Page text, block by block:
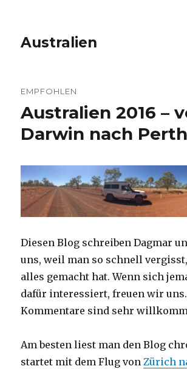
Australien
EMPFOHLEN
Australien 2016 –
Darwin nach Perth
Diesen Blog schreiben Dagmar
uns, weil man so schnell
alles gemacht hat. Wenn sich
dafür interessiert, freuen wir uns.
Kommentare sind sehr
Am besten liest man den Blog
startet mit dem Flug vonZürich